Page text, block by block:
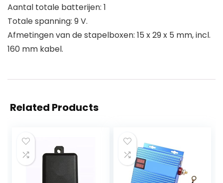
Aantal totale batterijen: 1
Totale spanning: 9 V.
Afmetingen van de stapelboxen: 15 x 29 x 5 mm, incl.
160 mm kabel.
Related Products